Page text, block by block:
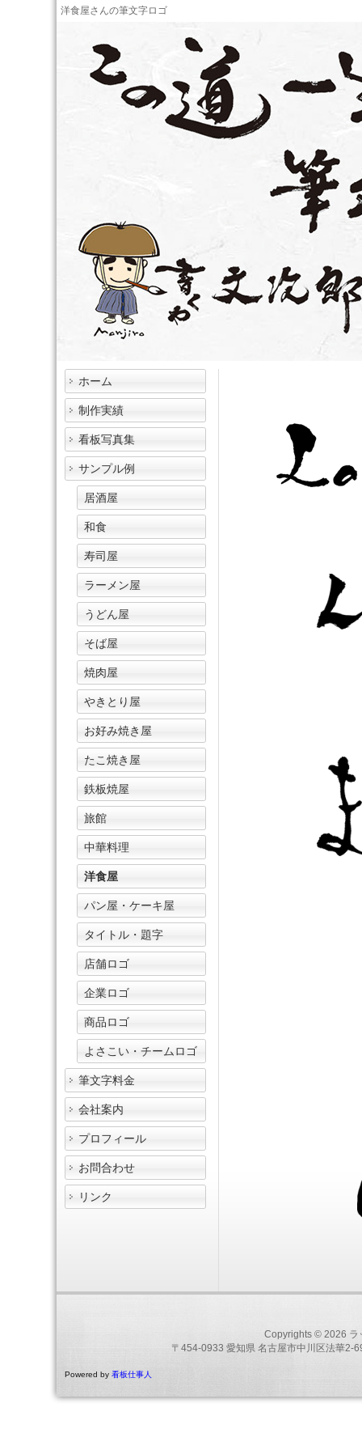
洋食屋さんの筆文字ロゴ
ホーム
制作実績
看板写真集
サンプル例
居酒屋
和食
寿司屋
ラーメン屋
うどん屋
そば屋
焼肉屋
やきとり屋
お好み焼き屋
たこ焼き屋
鉄板焼屋
旅館
中華料理
洋食屋
パン屋・ケーキ屋
タイトル・題字
店舗ロゴ
企業ロゴ
商品ロゴ
よさこい・チームロゴ
筆文字料金
会社案内
プロフィール
お問合わせ
リンク
Copyrights © 2026 ラ
〒454-0933 愛知県 名古屋市中川区法華
Powered by 看板仕事人